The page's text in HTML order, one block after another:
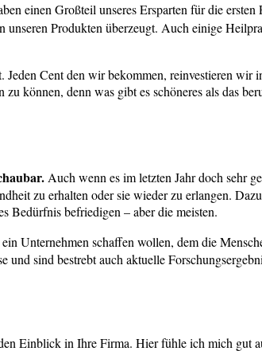
einen Großteil unseres Ersparten für die
unseren Produkten überzeugt. Auch einige
Cent den wir bekommen, reinvestieren
können, denn was gibt es schöneres als das
Auch wenn es im letzten Jahr doch sehr
zu erhalten oder sie wieder zu erlangen.
Bedürfnis befriedigen – aber die meisten.
Unternehmen schaffen wollen, dem die
sind bestrebt auch aktuelle
Einblick in Ihre Firma. Hier fühle ich mich gut